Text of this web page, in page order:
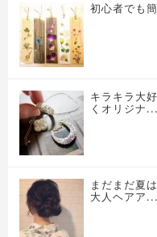
初心者でも
キラキラ大
くオリジナ...
まだまだ夏
大人ヘアア...